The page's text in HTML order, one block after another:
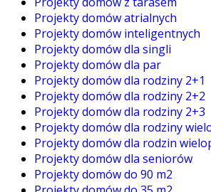
Projekty domów atrialnych
Projekty domów inteligentnych
Projekty domów dla singli
Projekty domów dla par
Projekty domów dla rodziny 2+1
Projekty domów dla rodziny 2+2
Projekty domów dla rodziny 2+3
Projekty domów dla rodziny
Projekty domów dla rodzin
Projekty domów dla seniorów
Projekty domów do 90 m2